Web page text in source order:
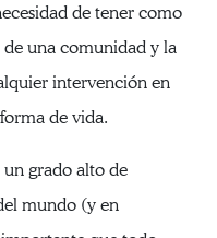
de tener como
una comunidad y la
intervención en
de vida.
grado alto de
mundo (y en